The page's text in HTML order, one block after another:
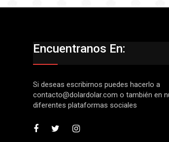
Encuentranos En:
Si deseas escribirnos puedes hacerlo a
contacto@dolardolar.com o también en
diferentes plataformas sociales